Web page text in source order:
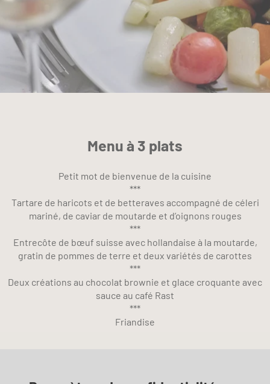
Menu à 3 plats
Petit mot de bienvenue de la cuisine
***
Tartare de haricots et de betteraves accompagné de céleri
mariné, de caviar de moutarde et d’oignons rouges
***
Entrecôte de bœuf suisse avec hollandaise à la moutarde,
gratin de pommes de terre et deux variétés de carottes
***
Deux créations au chocolat brownie et glace croquante avec
sauce au café Rast
***
Friandise